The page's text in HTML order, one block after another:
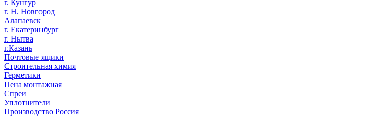
г. Кунгур
г. Н. Новгород
Алапаевск
г. Екатеринбург
г. Нытва
г.Казань
Почтовые ящики
Строительная химия
Герметики
Пена монтажная
Спреи
Уплотнители
Производство Россия